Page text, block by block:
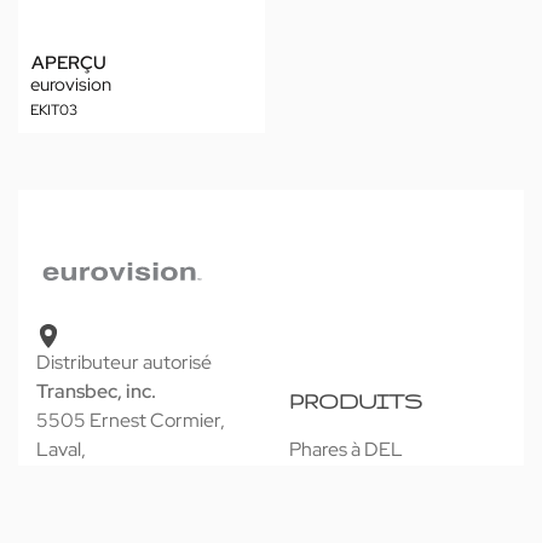
APERÇU
eurovision
EKIT03
Distributeur autorisé
Transbec, inc.
5505 Ernest Cormier,
Laval,
PRODUITS
Phares à DEL